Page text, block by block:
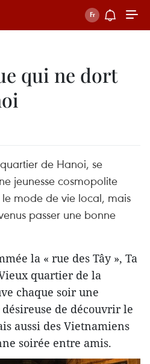
qui ne dort
de Hanoi, se
jeunesse cosmopolite
mode de vie local, mais
passer une bonne
la « rue des Tây », Ta
quartier de la
chaque soir une
de découvrir le
aussi des Vietnamiens
soirée entre amis.